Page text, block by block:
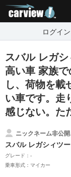
ログイン
スバル レガ
高い車 家族
し、荷物を載
い車です。走
感じない。た
ニックネーム非公開
スバル レガシィツ
グレード：-
乗車形式：マイカー